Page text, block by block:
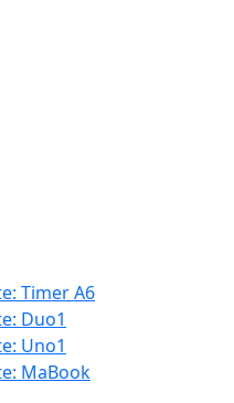
Timer A6
Duo1
Uno1
MaBook